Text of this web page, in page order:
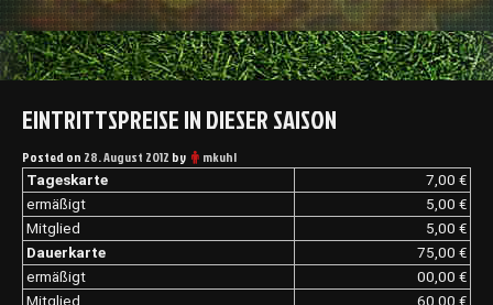
EINTRITTSPREISE IN DIESER SAISON
Posted on 28. August 2012 by mkuhl
Tageskarte
7,00 €
ermäßigt
5,00 €
Mitglied
5,00 €
Dauerkarte
75,00 €
ermäßigt
00,00 €
Mitglied
60,00 €